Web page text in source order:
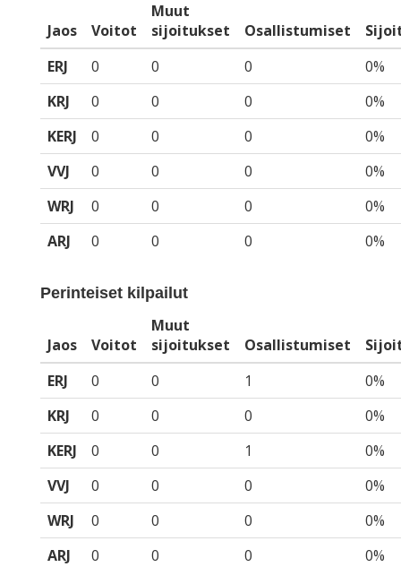
Jaos Voitot
Muut
sijoitukset
Osallistumiset
ERJ
0 0 0
0%
KRJ
0 0 0
0%
KERJ
0 0 0
0%
VVJ
0 0 0
0%
WRJ
0 0 0
0%
ARJ
0 0 0 0%
Perinteiset kilpailut
Jaos Voitot
Muut
sijoitukset
Osallistumiset
ERJ
0 0 1
0%
KRJ
0 0 0
0%
KERJ
0 0 1
0%
VVJ
0 0 0
0%
WRJ
0 0 0
0%
ARJ
0 0 0 0%